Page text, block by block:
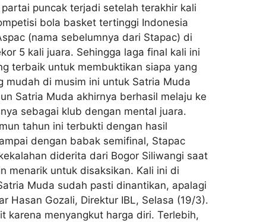
puncak terjadi setelah terakhir kali
bola basket tertinggi Indonesia
(nama sebelumnya dari Stapac) di
5 kali juara. Sehingga laga final kali ini
terbaik untuk membuktikan siapa yang
mudah di musim ini untuk Satria Muda
Satria Muda akhirnya berhasil melaju ke
sebagai klub dengan mental juara.
tahun ini terbukti dengan hasil
dengan babak semifinal, Stapac
diderita dari Bogor Siliwangi saat
menarik untuk disaksikan. Kali ini di
Muda sudah pasti dinantikan, apalagi
Hasan Gozali, Direktur IBL, Selasa (19/3).
karena menyangkut harga diri. Terlebih,